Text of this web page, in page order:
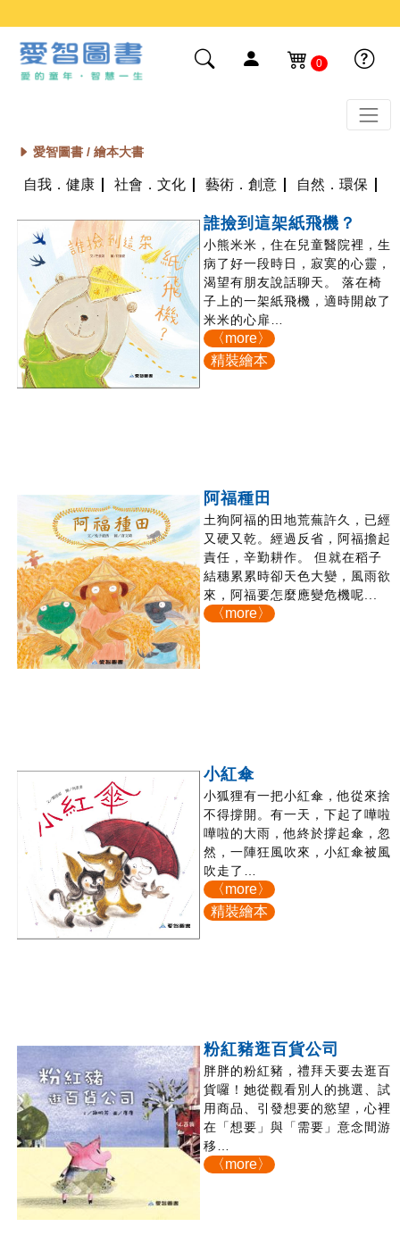
0
愛智圖書 / 繪本大書
自我．健康 社會．文化 藝術．創意 自然．環保
誰撿到這架紙飛機？
小熊米米，住在兒童醫院裡，生
病了好一段時日，寂寞的心靈，
渴望有朋友說話聊天。 落在椅
子上的一架紙飛機，適時開啟了
米米的心扉…
〈more〉
精裝繪本
阿福種田
土狗阿福的田地荒蕪許久，已經
又硬又乾。經過反省，阿福擔起
責任，辛勤耕作。 但就在稻子
結穗累累時卻天色大變，風雨欲
來，阿福要怎麼應變危機呢...
〈more〉
小紅傘
小狐狸有一把小紅傘，他從來捨
不得撐開。有一天，下起了嘩啦
嘩啦的大雨，他終於撐起傘，忽
然，一陣狂風吹來，小紅傘被風
吹走了…
〈more〉
精裝繪本
粉紅豬逛百貨公司
胖胖的粉紅豬，禮拜天要去逛百
貨囉！她從觀看別人的挑選、試
用商品、引發想要的慾望，心裡
在「想要」與「需要」意念間游
移…
〈more〉